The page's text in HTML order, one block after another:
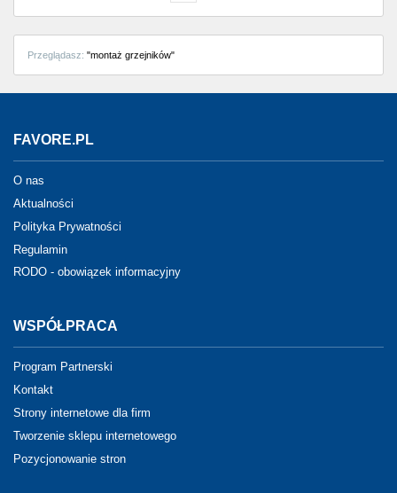
Przeglądasz: "montaż grzejników"
FAVORE.PL
O nas
Aktualności
Polityka Prywatności
Regulamin
RODO - obowiązek informacyjny
WSPÓŁPRACA
Program Partnerski
Kontakt
Strony internetowe dla firm
Tworzenie sklepu internetowego
Pozycjonowanie stron